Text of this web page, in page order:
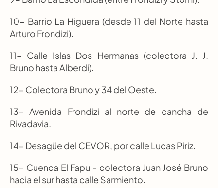
10- Barrio La Higuera (desde 11 del Norte hasta
Arturo Frondizi).
11- Calle Islas Dos Hermanas (colectora J. J.
Bruno hasta Alberdi).
12- Colectora Bruno y 34 del Oeste.
13- Avenida Frondizi al norte de cancha de
Rivadavia.
14- Desagüe del CEVOR, por calle Lucas Piriz.
15- Cuenca El Fapu - colectora Juan José Bruno
hacia el sur hasta calle Sarmiento.